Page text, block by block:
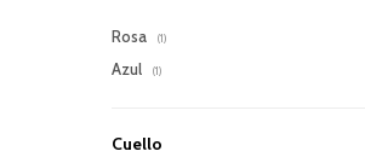
Rosa (1)
Azul (1)
Cuello